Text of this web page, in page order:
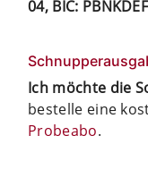
04, BIC:
Ich möchte die
bestelle eine
Probeabo.